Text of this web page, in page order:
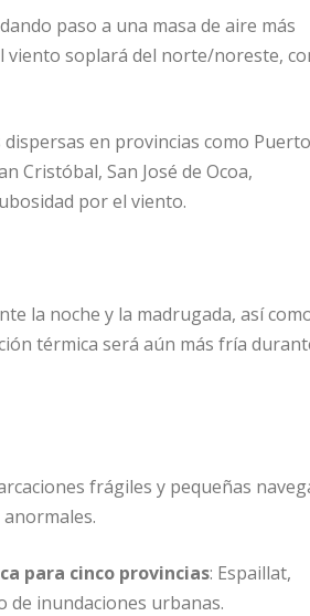
paso a una masa de aire más
viento soplará del norte/noreste,
en provincias como Puerto
Cristóbal, San José de Ocoa,
por el viento.
la noche y la madrugada, así
térmica será aún más fría
frágiles y pequeñas
para cinco provincias: Espaillat,
de inundaciones urbanas.